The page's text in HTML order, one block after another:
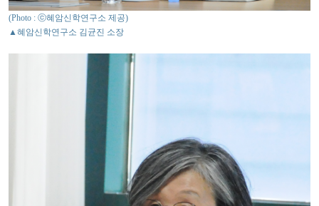
(Photo : ⓒ혜암신학연구소 제공)
▲혜암신학연구소 김균진 소장